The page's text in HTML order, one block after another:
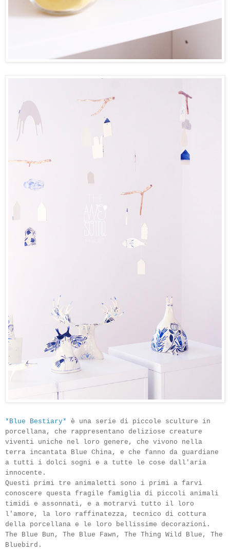
*Blue Bestiary* è una serie di piccole sculture
in
porcellana, che rappresentano deliziose creature
viventi
uniche nel loro genere, che vivono nel la
terra incantata Blue China, e che fanno da guardiane
a tutti i dolci sogni
e a tutte le cose dall'aria
innocente.
Questi primi tre animaletti sono i primi a farvi
conoscere
questa fragile famiglia di piccoli
animali
timidi e
assonnati , e a motrarvi tutto il loro
l'amore , la loro raffinatezza, tecnico di cottura
della porcellana e le loro bellissime decorazioni.
The Blue
Bun , The Blue Fawn , The Thing Wild Blue , The
Bluebird.